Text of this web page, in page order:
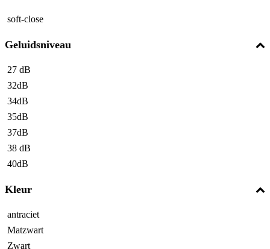
soft-close
Geluidsniveau
27 dB
32dB
34dB
35dB
37dB
38 dB
40dB
Kleur
antraciet
Matzwart
Zwart